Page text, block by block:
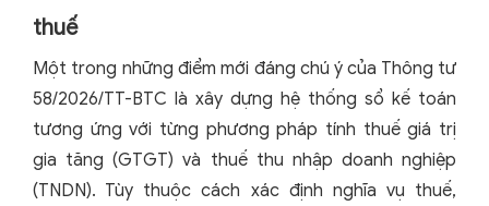
thuế
Một trong những điểm mới đáng chú ý của Thông tư
58/2026/TT-BTC là xây dựng hệ thống sổ kế toán
tương ứng với từng phương pháp tính thuế giá trị
gia tăng (GTGT) và thuế thu nhập doanh nghiệp
(TNDN). Tùy thuộc cách xác định nghĩa vụ thuế,